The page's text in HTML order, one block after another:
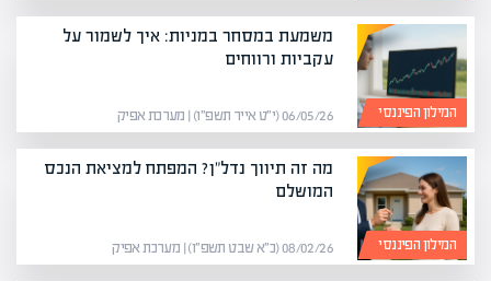
המילון הפיננסי
משמעת במסחר במניות: איך לשמור על
עקביות ורווחים
06/05/26 (י״ט אייר תשפ״ו) | מערכת אפיק
המילון הפיננסי
מה זה תיווך נדל"ן? המפתח למציאת הנכס
המושלם
08/02/26 (כ״א שבט תשפ״ו) | מערכת אפיק